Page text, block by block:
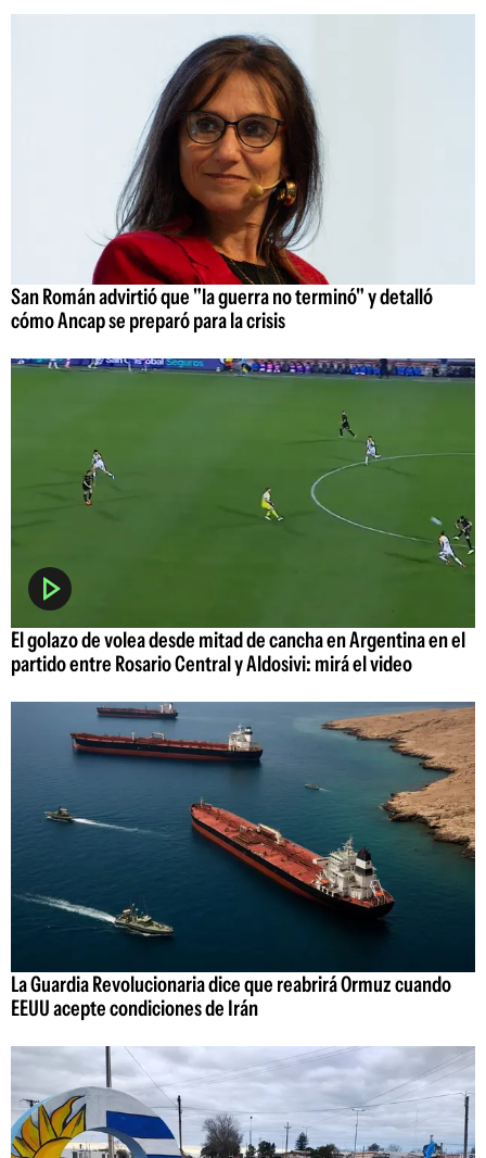
San Román advirtió que "la guerra no terminó" y detalló
cómo Ancap se preparó para la crisis
El golazo de volea desde mitad de cancha en Argentina en el
partido entre Rosario Central y Aldosivi: mirá el video
La Guardia Revolucionaria dice que reabrirá Ormuz cuando
EEUU acepte condiciones de Irán